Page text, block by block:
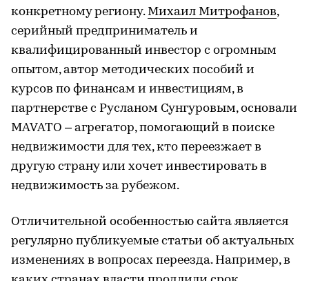
конкретному региону. Михаил Митрофанов,
серийный предприниматель и
квалифицированный инвестор с огромным
опытом, автор методических пособий и
курсов по финансам и инвестициям, в
партнерстве с Русланом Сунгуровым, основали
MAVATO – агрегатор, помогающий в поиске
недвижимости для тех, кто переезжает в
другую страну или хочет инвестировать в
недвижимость за рубежом.
Отличительной особенностью сайта является
регулярно публикуемые статьи об актуальных
изменениях в вопросах переезда. Например, в